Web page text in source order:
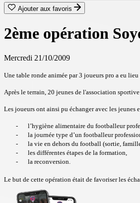
Ajouter aux favoris
2ème opération
Mercredi 21/10/2009
Une table ronde animée par 3 joueurs pro a eu lieu
Après le terrain, 20 jeunes de l'association
Les joueurs ont ainsi pu échanger avec les
-
l’hygiène alimentaire du footballeur
-
la journée type d’un footballeur
-
la vie en dehors du football (sortie,
-
les différentes étapes de la formation,
-
la reconversion.
Le but de cette opération était de favoriser les